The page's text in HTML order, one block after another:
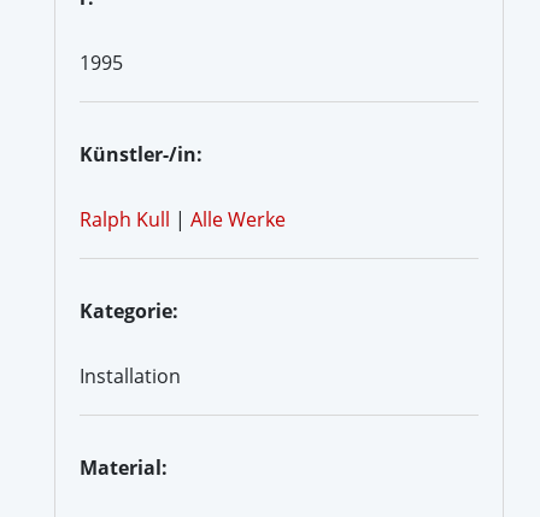
1995
Künstler-/in:
Ralph Kull | Alle Werke
Kategorie:
Installation
Material: